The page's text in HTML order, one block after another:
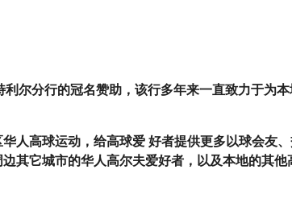
利尔分行的冠名赞助，该行多年来一直致力于为
高球运动，给高球爱 好者提供更多以球会友
它城市的华人高尔夫爱好者，以及本地的其他